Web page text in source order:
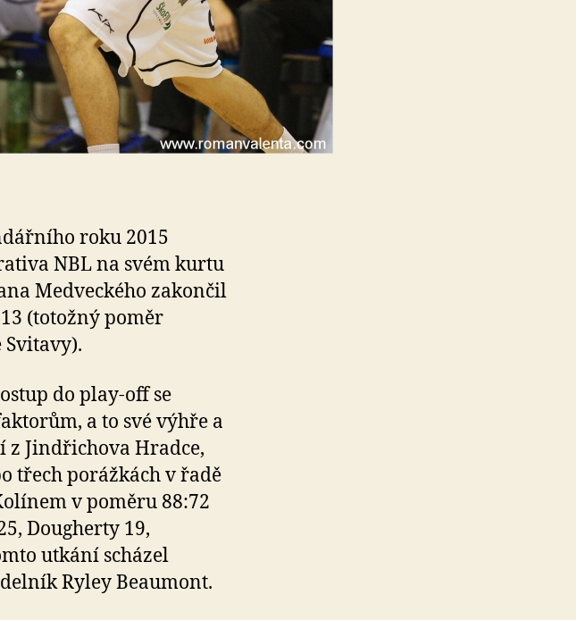
roku 2015
NBL na svém kurtu
Medveckého zakončil
(totožný poměr
do play-off se
a to své výhře a
Jindřichova Hradce,
třech porážkách v řadě
v poměru 88:72
Dougherty 19,
utkání scházel
Ryley Beaumont.